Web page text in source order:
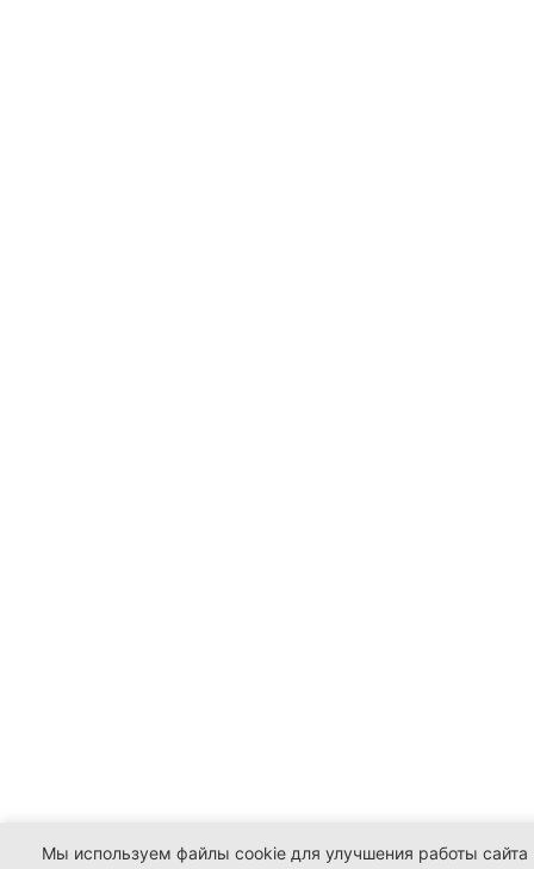
Мы используем файлы cookie для улучшения работы сайта